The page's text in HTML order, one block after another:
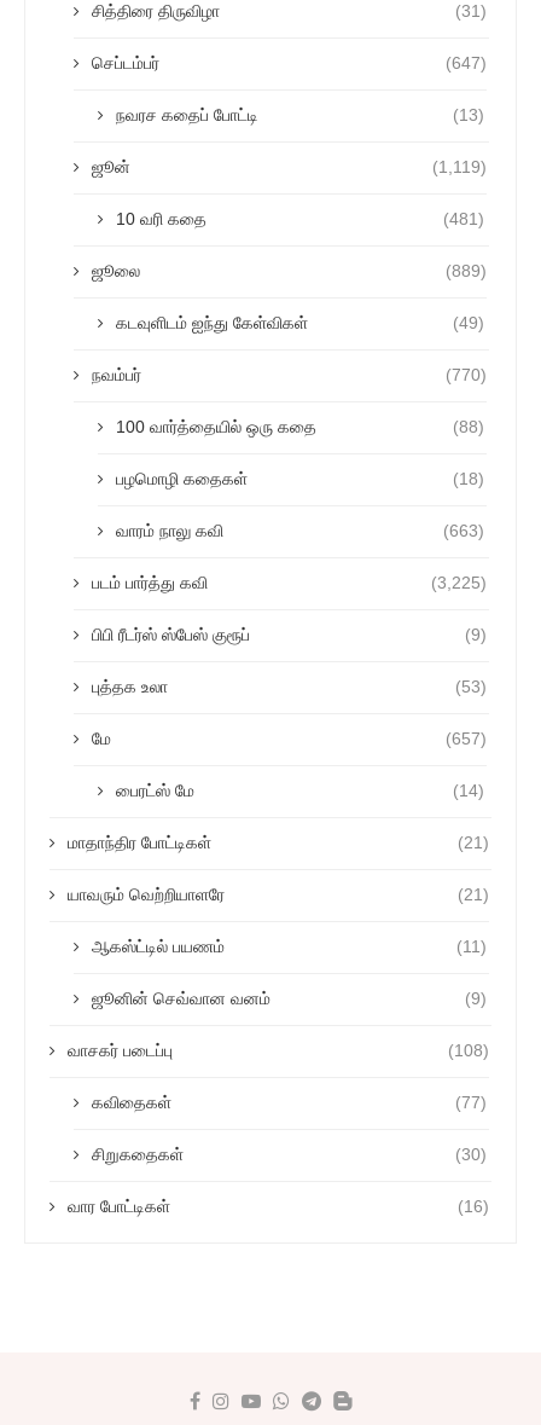
சித்திரை திருவிழா (31)
செப்டம்பர் (647)
நவரச கதைப் போட்டி (13)
ஜூன் (1,119)
10 வரி கதை (481)
ஜூலை (889)
கடவுளிடம் ஐந்து கேள்விகள் (49)
நவம்பர் (770)
100 வார்த்தையில் ஒரு கதை (88)
பழமொழி கதைகள் (18)
வாரம் நாலு கவி (663)
படம் பார்த்து கவி (3,225)
பிபி ரீடர்ஸ் ஸ்பேஸ் குரூப் (9)
புத்தக உலா (53)
மே (657)
பைரட்ஸ் மே (14)
மாதாந்திர போட்டிகள் (21)
யாவரும் வெற்றியாளரே (21)
ஆகஸ்ட்டில் பயணம் (11)
ஜூனின் செவ்வான வனம் (9)
வாசகர் படைப்பு (108)
கவிதைகள் (77)
சிறுகதைகள் (30)
வார போட்டிகள் (16)